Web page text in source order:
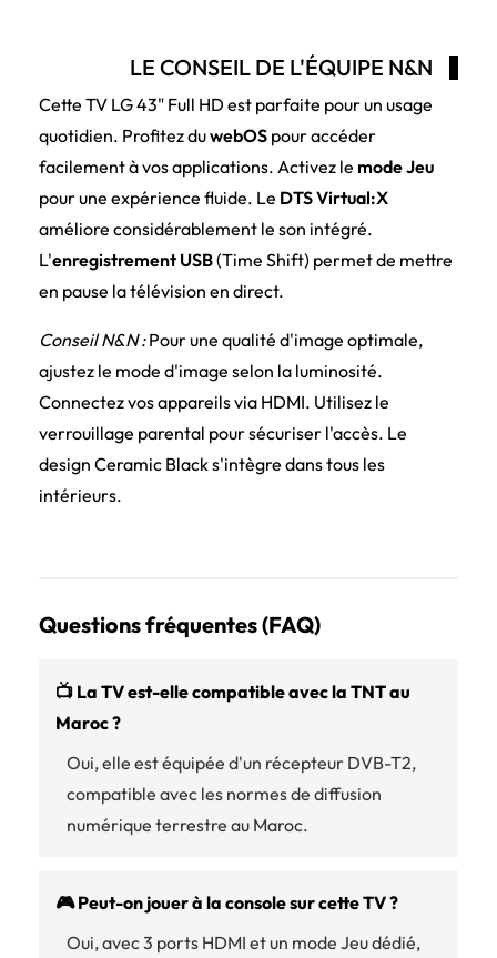
LE CONSEIL DE L'ÉQUIPE N&N
Cette TV LG 43" Full HD est parfaite pour un usage
quotidien. Profitez duwebOS pour accéder
facilement à vos applications. Activez le mode Jeu
pour une expérience fluide. Le DTS Virtual:X
améliore considérablement le son intégré.
L'enregistrement USB(Time Shift) permet de mettre
en pause la télévision en direct.
Conseil N&N :Pour une qualité d'image optimale,
ajustez le mode d'image selon la luminosité.
Connectez vos appareils via HDMI. Utilisez le
verrouillage parental pour sécuriser l'accès. Le
design Ceramic Black s'intègre dans tous les
intérieurs.
Questions fréquentes (FAQ)
📺 La TV est-elle compatible avec la TNT au
Maroc ?
Oui, elle est équipée d'un récepteur DVB-T2,
compatible avec les normes de diffusion
numérique terrestre au Maroc.
🎮 Peut-on jouer à la console sur cette TV ?
Oui, avec 3 ports HDMI et un mode Jeu dédié,